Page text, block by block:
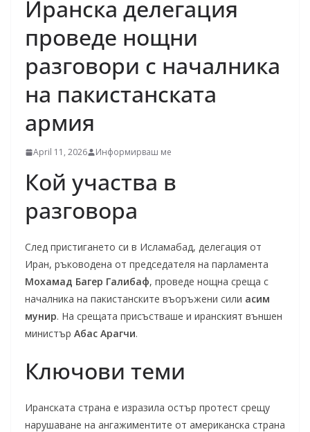
Иранска делегация
проведе нощни
разговори с началника
на пакистанската
армия
April 11, 2026 Информирваш ме
Кой участва в
разговора
След пристигането си в Исламабад, делегация от
Иран, ръководена от председателя на парламента
Мохамад Багер Галибаф, проведе нощна среща с
началника на пакистанските въоръжени сили асим
мунир. На срещата присъстваше и иранският външен
министър Абас Арагчи.
Ключови теми
Иранската страна е изразила остър протест срещу
нарушаване на ангажиментите от американска страна